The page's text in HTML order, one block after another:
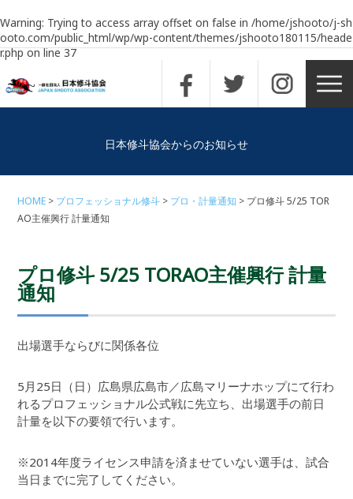
Warning: Trying to access array offset on false in /home/jshooto/j-sh
ooto.com/public_html/wp/wp-content/themes/jshooto180115/heade
r.phpon line37
日本修斗協会からのお知らせ
HOME プロフェッショナル修斗 プロ・計量通知
プロ修斗 5/25 TOR
AO主催興行 計量通知
プロ修斗 5/25 TORAO主催興行 計量
通知
出場選手ならびに関係各位
5月25日（日）広島県広島市／広島マリーナホップにて行わ
れるプロフェッショナル公式戦に先立ち、出場選手の前日
計量を以下の要領で行います。
※2014年度ライセンス申請を済ませていない選手は、試合
当日までに完了してください。